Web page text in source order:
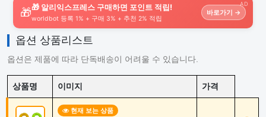
AD
🎁🎁 알리익스프레스 구매하면 포인트 적립!
worldbot 등록 1% + 구매 3% + 추천 2% 적립
바로가기 →
옵션 상품리스트
옵션은 제품에 따라 단독배송이 어려울 수 있습니다.
상품명 이미지 가격
현재 보는 상품